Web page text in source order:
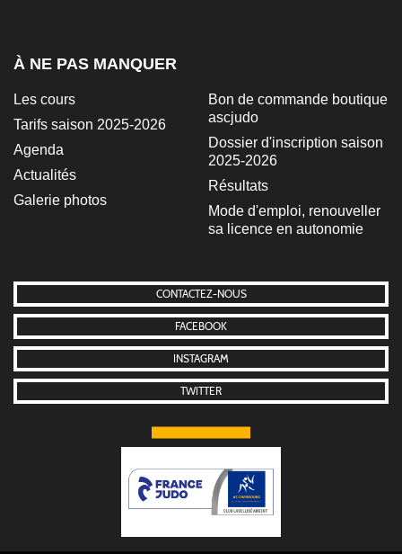
À NE PAS MANQUER
Les cours
Tarifs saison 2025-2026
Agenda
Actualités
Galerie photos
Bon de commande boutique
ascjudo
Dossier d'inscription saison
2025-2026
Résultats
Mode d'emploi, renouveller
sa licence en autonomie
CONTACTEZ-NOUS
FACEBOOK
INSTAGRAM
TWITTER